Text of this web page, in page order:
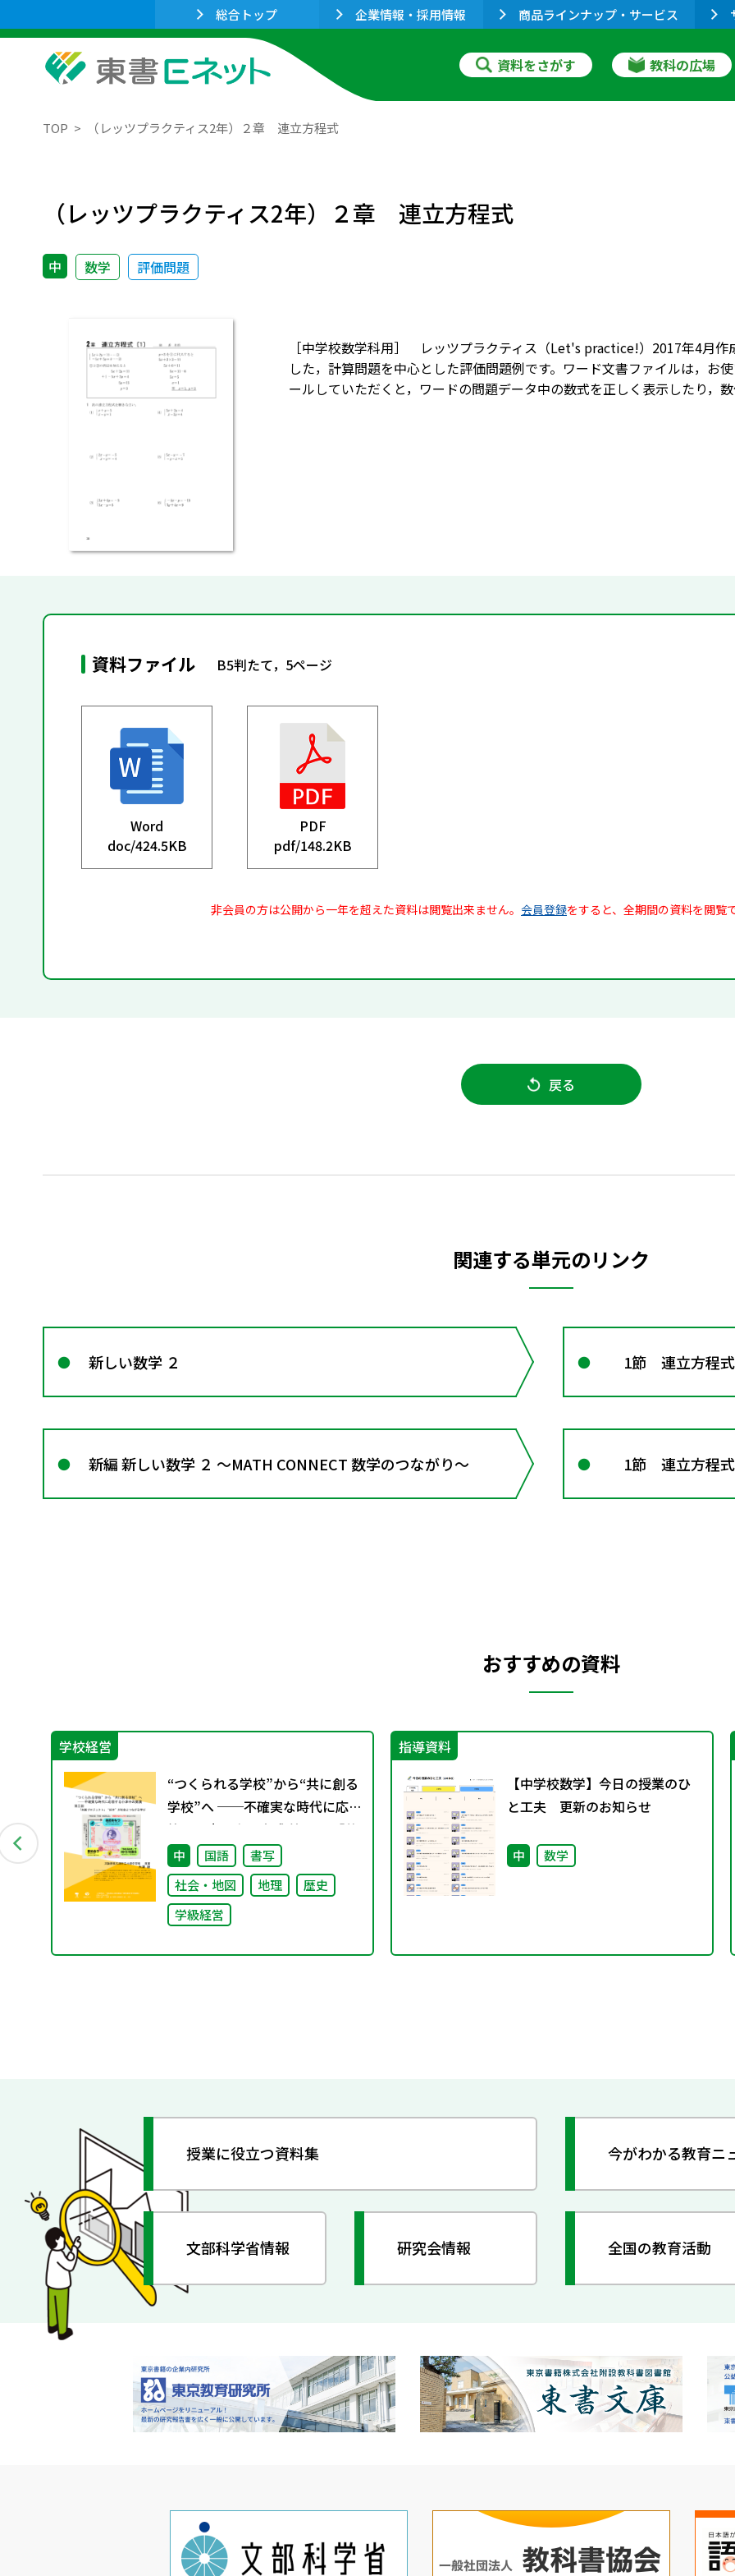
総合トップ 企業情報・採用情報 商品ラインナップ・サービス
資料をさがす 教科の広場
TOP （レッツプラクティス2年）２章 連立方程式
（レッツプラクティス2年）２章 連立方程式
中 数学 評価問題
［中学校数学科用］ レッツプラクティス（Let's practice!）2017年4月
した，計算問題を中心とした評価問題例です。ワード文書ファイルは，お
ールしていただくと，ワードの問題データ中の数式を正しく表示したり，
資料ファイル B5判たて，5ページ
Word
doc/424.5KB
PDF
pdf/148.2KB
非会員の方は公開から一年を超えた資料は閲覧出来ません。 会員登録をすると、全期間の資料を閲覧
戻る
関連する単元のリンク
新しい数学 ２ 1節 連立方程式
新編 新しい数学 ２ ～MATH CONNECT 数学のつながり～ 1節 連立方程式
おすすめの資料
学校経営
“つくられる学校”から“共に創る
学校”へ ──不確実な時代に応
答する小津中の実践 第三回 「共
創プロジェクト」“好き”が社会
とつながる学び
中 国語
書写
社会・地図
地理
歴史
学級経営
指導資料
【中学校数学】今日の授業のひ
と工夫 更新のお知らせ
中 数学
授業に役立つ資料集 今がわかる教育ニ
文部科学省情報 研究会情報 全国の教育活動